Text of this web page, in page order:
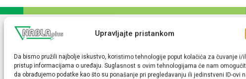
Upravljajte pristankom
Da bismo pružili najbolje iskustvo, koristimo tehnologije poput kolačića za čuvanje i/
pristup informacijama o uređaju. Suglasnost s ovim tehnologijama će nam
da obrađujemo podatke kao što su ponašanje pri pregledavanju ili jedinstveni ID-ovi